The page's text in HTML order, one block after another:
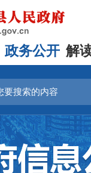
政务公开 解